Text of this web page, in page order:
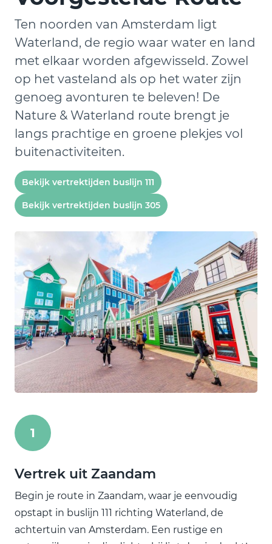
Ten noorden van Amsterdam ligt
Waterland, de regio waar water en land
met elkaar worden afgewisseld. Zowel
op het vasteland als op het water zijn
genoeg avonturen te beleven! De
Nature & Waterland route brengt je
langs prachtige en groene plekjes vol
buitenactiviteiten.
Bekijk vertrektijden buslijn 111
Bekijk vertrektijden buslijn 305
1
Vertrek uit Zaandam
Begin je route in Zaandam, waar je eenvoudig
opstapt in buslijn 111 richting Waterland, de
achtertuin van Amsterdam. Een rustige en